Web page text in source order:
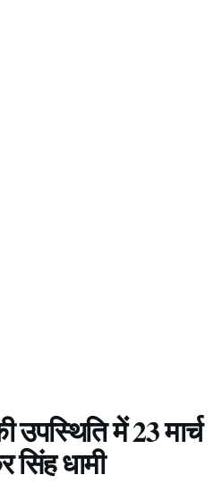
उपस्थिति में 23 मार्च
सिंह धामी